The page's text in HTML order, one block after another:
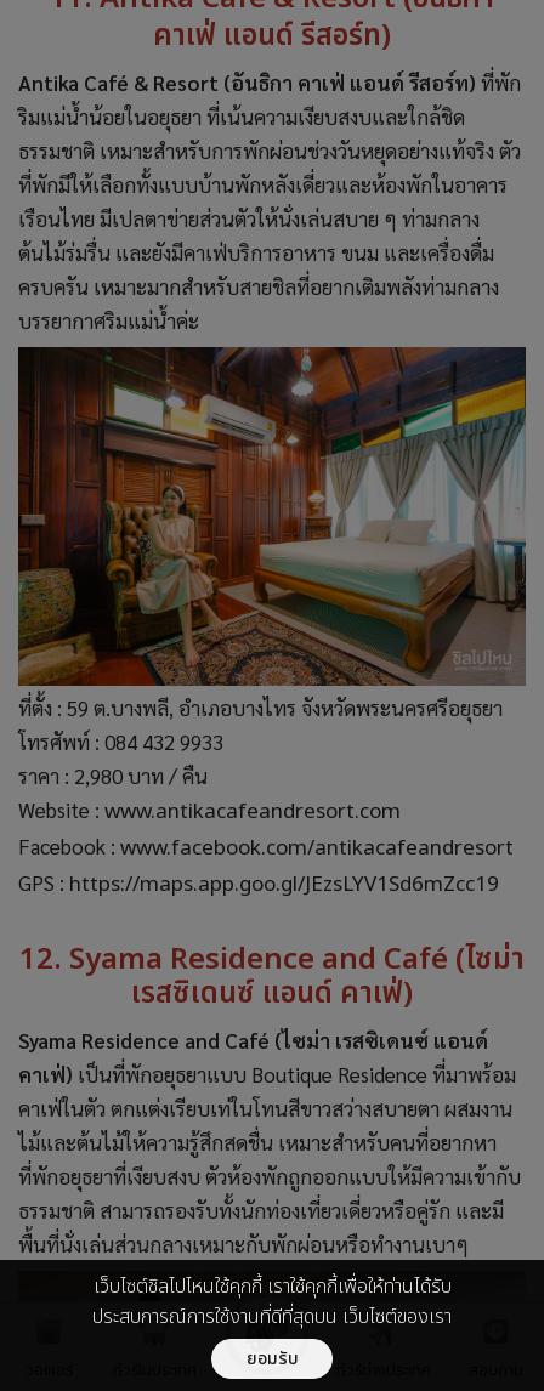
คาเฟ่ แอนด์ รีสอร์ท)
Antika Café & Resort (อันธิกา คาเฟ่ แอนด์ รีสอร์ท) ที่พัก
ริมแม่น้ำน้อยในอยุธยา ที่เน้นความเงียบสงบและใกล้ชิด
ธรรมชาติ เหมาะสำหรับการพักผ่อนช่วงวันหยุดอย่างแท้จริง ตัว
ที่พักมีให้เลือกทั้งแบบบ้านพักหลังเดี่ยวและห้องพักในอาคาร
เรือนไทย มีเปลตาข่ายส่วนตัวให้นั่งเล่นสบาย ๆ ท่ามกลาง
ต้นไม้ร่มรื่น และยังมีคาเฟ่บริการอาหาร ขนม และเครื่องดื่ม
ครบครัน เหมาะมากสำหรับสายชิลที่อยากเติมพลังท่ามกลาง
บรรยากาศริมแม่น้ำค่ะ
ที่ตั้ง : 59 ต.บางพลี, อำเภอบางไทร จังหวัดพระนครศรีอยุธยา
โทรศัพท์ : 084 432 9933
ราคา : 2,980 บาท / คืน
Website : www.antikacafeandresort.com
Facebook : www.facebook.com/antikacafeandresort
GPS : https://maps.app.goo.gl/JEzsLYV1Sd6mZcc19
12. Syama Residence and Café (ไซม่า
เรสซิเดนซ์ แอนด์ คาเฟ่)
Syama Residence and Café (ไซม่า เรสซิเดนซ์ แอนด์
คาเฟ่) เป็นที่พักอยุธยาแบบ Boutique Residence ที่มาพร้อม
คาเฟ่ในตัว ตกแต่งเรียบเท่ในโทนสีขาวสว่างสบายตา ผสมงาน
ไม้และต้นไม้ให้ความรู้สึกสดชื่น เหมาะสำหรับคนที่อยากหา
ที่พักอยุธยาที่เงียบสงบ ตัวห้องพักถูกออกแบบให้มีความเข้ากับ
ธรรมชาติ สามารถรองรับทั้งนักท่องเที่ยวเดี่ยวหรือคู่รัก และมี
พื้นที่นั่งเล่นส่วนกลางเหมาะกับพักผ่อนหรือทำงานเบาๆ
เว็บไซต์ชิลไปไหนใช้คุกกี้ เราใช้คุกกี้เพื่อให้ท่านได้รับ
ประสบการณ์การใช้งานที่ดีที่สุดบน เว็บไซต์ของเรา
ยอมรับ